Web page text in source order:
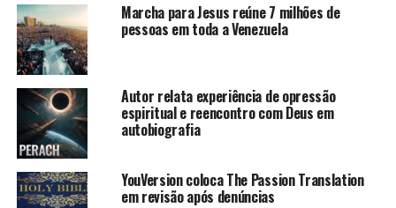
Marcha para Jesus reúne 7 milhões de
pessoas em toda a Venezuela
Autor relata experiência de opressão
espiritual e reencontro com Deus em
autobiografia
YouVersion coloca The Passion Translation
em revisão após denúncias